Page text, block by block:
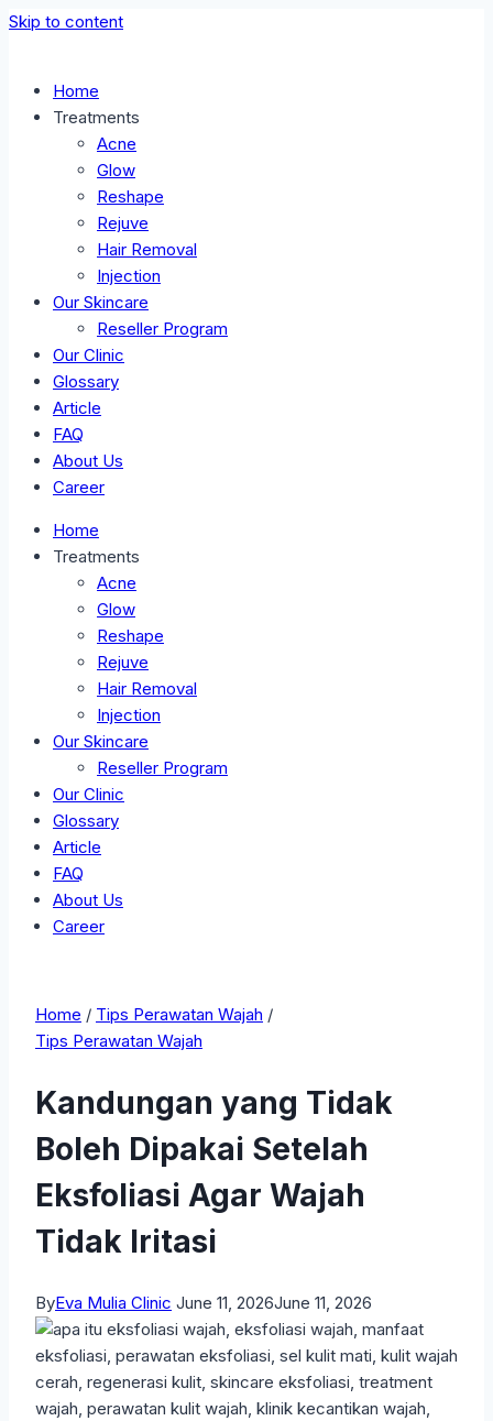
Skip to content
Home
Treatments
Acne
Glow
Reshape
Rejuve
Hair Removal
Injection
Our Skincare
Reseller Program
Our Clinic
Glossary
Article
FAQ
About Us
Career
Home
Treatments
Acne
Glow
Reshape
Rejuve
Hair Removal
Injection
Our Skincare
Reseller Program
Our Clinic
Glossary
Article
FAQ
About Us
Career
Home / Tips Perawatan Wajah /
Tips Perawatan Wajah
Kandungan yang Tidak
Boleh Dipakai Setelah
Eksfoliasi Agar Wajah
Tidak Iritasi
ByEva Mulia Clinic June 11, 2026June 11, 2026